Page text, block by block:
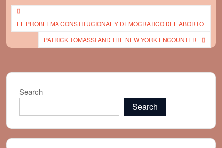
Post
navigation
EL PROBLEMA CONSTITUCIONAL Y DEMOCRATICO DEL ABORTO
PATRICK TOMASSI AND THE NEW YORK ENCOUNTER
Search
Search